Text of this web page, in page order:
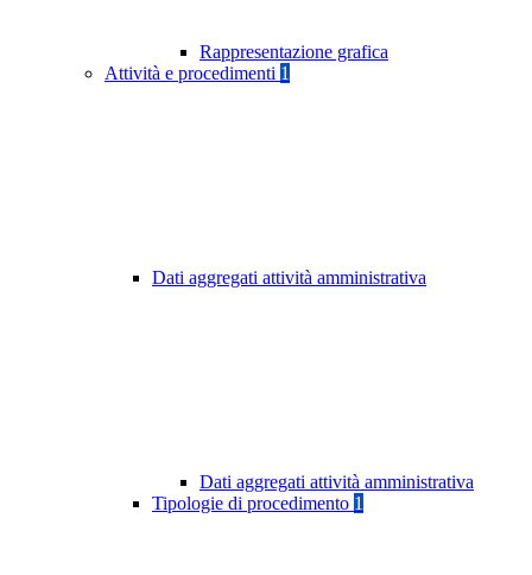
Rappresentazione grafica
Attività e procedimenti 1
Dati aggregati attività amministrativa
Dati aggregati attività amministrativa
Tipologie di procedimento 1